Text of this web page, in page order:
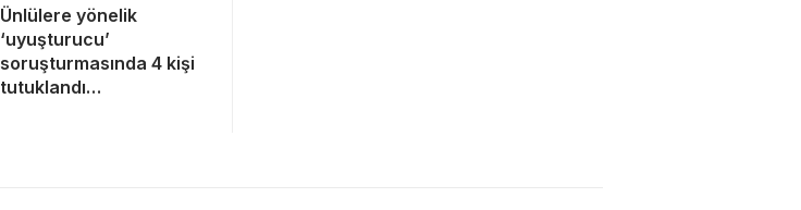
Ünlülere yönelik
‘uyuşturucu’
soruşturmasında 4 kişi
tutuklandı…